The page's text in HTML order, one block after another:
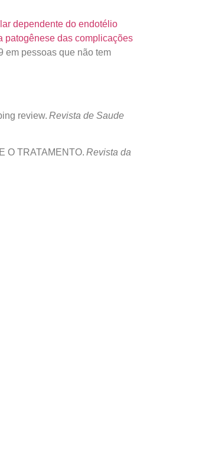
dependente do endotélio
patogênese das complicações
em pessoas que não tem
review. Revista de Saude
O TRATAMENTO. Revista da